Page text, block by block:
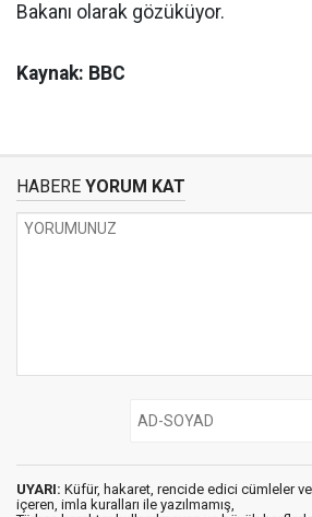
Bakanı olarak gözüküyor.
Kaynak: BBC
HABERE YORUM KAT
UYARI: Küfür, hakaret, rencide edici cümleler
içeren, imla kuralları ile yazılmamış,